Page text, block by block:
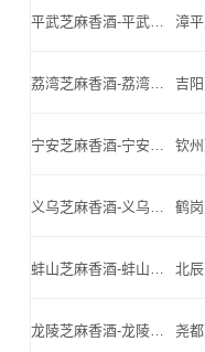
平武芝麻香酒-平武名酒-平武小北门_平武芝麻香酒厂家
荔湾芝麻香酒-荔湾名酒-荔湾小北门_荔湾芝麻香酒厂家
宁安芝麻香酒-宁安名酒-宁安小北门_宁安芝麻香酒厂家
义乌芝麻香酒-义乌名酒-义乌小北门_义乌芝麻香酒厂家
蚌山芝麻香酒-蚌山名酒-蚌山小北门_蚌山芝麻香酒厂家
龙陵芝麻香酒-龙陵名酒-龙陵小北门_龙陵芝麻香酒厂家